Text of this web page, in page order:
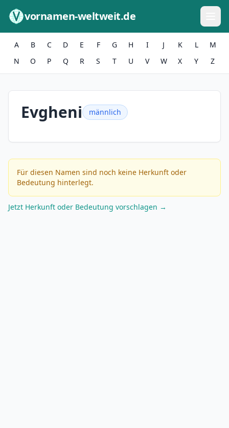
vornamen-weltweit.de
A B C D E F G H I J K L
M
N
O P Q R S T U V W X Y Z
Evgheni männlich
Für diesen Namen sind noch keine Herkunft oder
Bedeutung hinterlegt.
Jetzt Herkunft oder Bedeutung vorschlagen →